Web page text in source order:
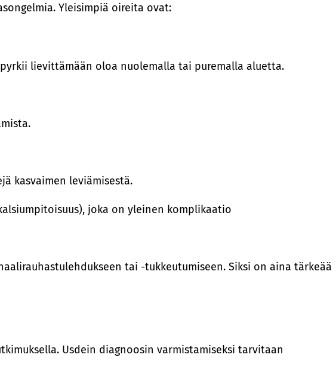
Yleisimpiä oireita ovat:
lievittämään oloa nuolemalla tai puremalla aluetta.
kasvaimen leviämisestä.
joka on yleinen komplikaatio
tai -tukkeutumiseen. Siksi on aina tärkeää
Usdein diagnoosin varmistamiseksi tarvitaan